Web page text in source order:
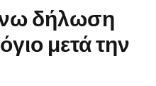
δήλωση
μετά την